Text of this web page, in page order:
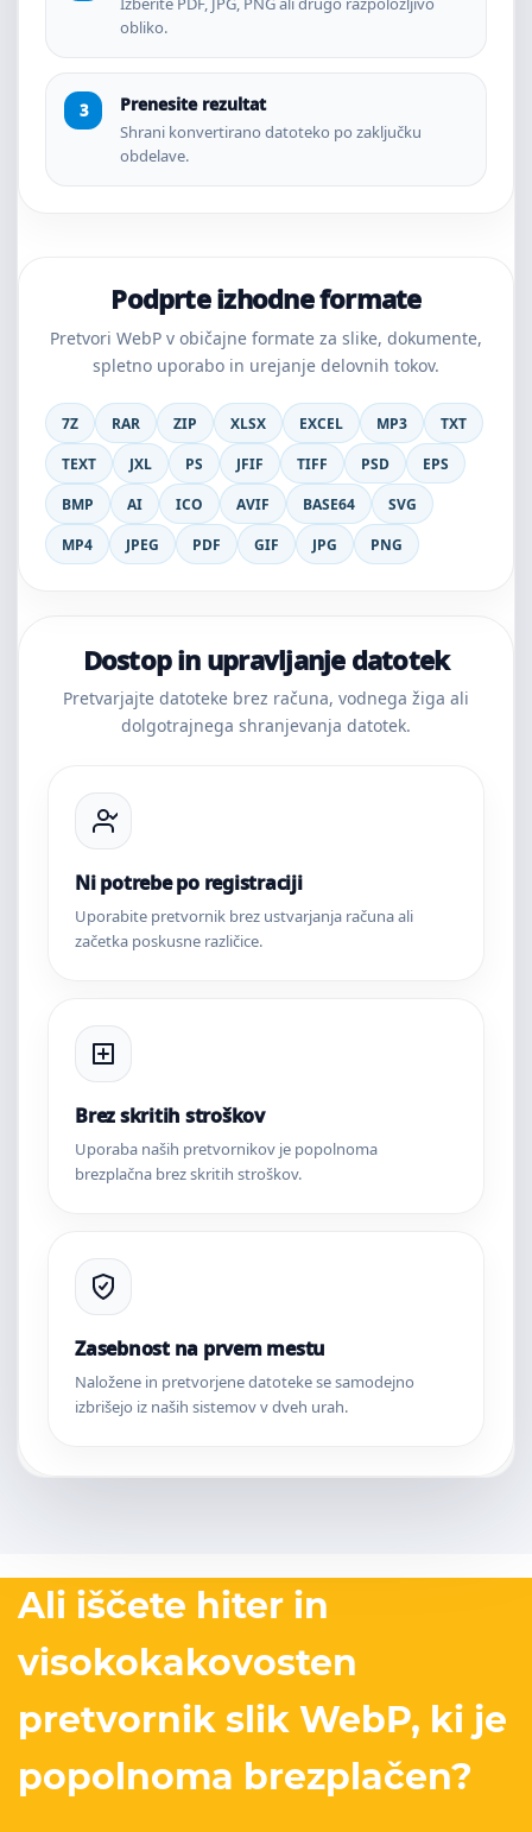
obliko.
Prenesite rezultat
Shrani konvertirano datoteko po zaključku
obdelave.
Podprte izhodne formate
Pretvori WebP v običajne formate za slike, dokumente,
spletno uporabo in urejanje delovnih tokov.
7Z RAR ZIP XLSX EXCEL MP3
TXT
TEXT
JXL PS JFIF TIFF PSD
EPS
BMP
AI ICO AVIF BASE64
SVG
MP4
JPEG PDF GIF JPG PNG
Dostop in upravljanje datotek
Pretvarjajte datoteke brez računa, vodnega žiga ali
dolgotrajnega shranjevanja datotek.
Ni potrebe po registraciji
Uporabite pretvornik brez ustvarjanja računa ali
začetka poskusne različice.
Brez skritih stroškov
Uporaba naših pretvornikov je popolnoma
brezplačna brez skritih stroškov.
Zasebnost na prvem mestu
Naložene in pretvorjene datoteke se samodejno
izbrišejo iz naših sistemov v dveh urah.
Ali iščete hiter in
visokokakovosten
pretvornik slik WebP, ki je
popolnoma brezplačen?